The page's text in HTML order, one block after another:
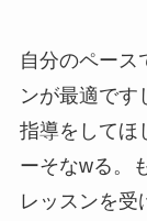
自分のペース
ンが最適です
指導をしてほ
ーそなwる。
レッスンを受